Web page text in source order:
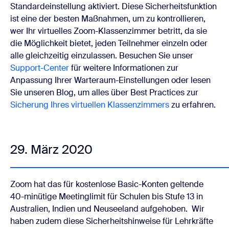
Standardeinstellung aktiviert. Diese Sicherheitsfunktion
ist eine der besten Maßnahmen, um zu kontrollieren,
wer Ihr virtuelles Zoom-Klassenzimmer betritt, da sie
die Möglichkeit bietet, jeden Teilnehmer einzeln oder
alle gleichzeitig einzulassen. Besuchen Sie unser
Support-Centerfür weitere Informationen zur
Anpassung Ihrer Warteraum-Einstellungen oder lesen
Sie unseren Blog, um alles über Best Practices zur
Sicherung Ihres virtuellen Klassenzimmerszu erfahren.
29. März 2020
Zoom hat das für kostenlose Basic-Konten geltende
40-minütige Meetinglimit für Schulen bis Stufe 13 in
Australien, Indien und Neuseeland aufgehoben. Wir
haben zudem diese Sicherheitshinweise für Lehrkräfte